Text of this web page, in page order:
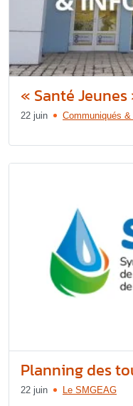
« Santé Jeunes
22 juin Communiqués
Planning des
22 juin Le SMGEAG